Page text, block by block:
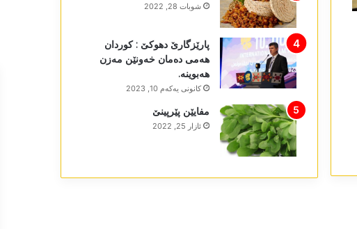
شوبات 28, 2022
پارێزگارێ دھوکێ : کوردان
ھەمی دەمان خەونێن مەزن
ھەبوینە.
كانونی یه‌كه‌م 10, 2023
مفایێن پێرپینێ
ئازار 25, 2022